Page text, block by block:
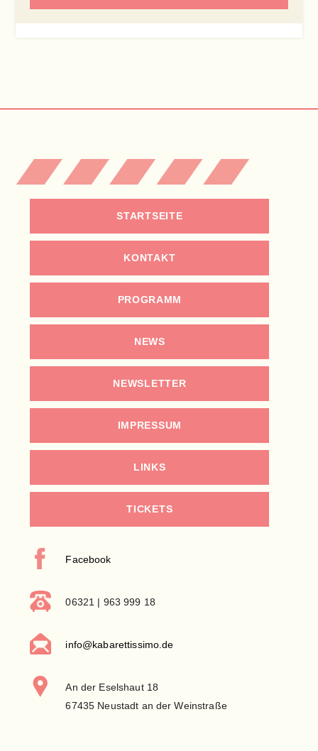
STARTSEITE
KONTAKT
PROGRAMM
NEWS
NEWSLETTER
IMPRESSUM
LINKS
TICKETS
Facebook
06321 | 963 999 18
info@kabarettissimo.de
An der Eselshaut 18
67435 Neustadt an der Weinstraße